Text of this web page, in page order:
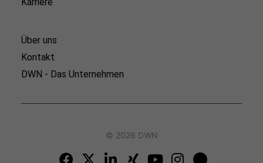
Über uns
Kontakt
DWN - Das Unternehmen
© 2026 DWN